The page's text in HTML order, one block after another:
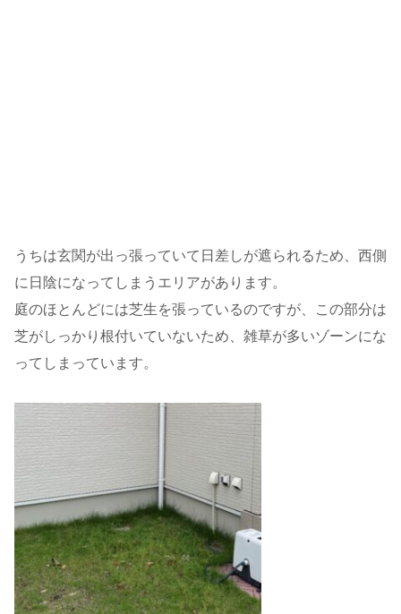
うちは玄関が出っ張っていて日差しが遮られるため、西側
に日陰になってしまうエリアがあります。
庭のほとんどには芝生を張っているのですが、この部分は
芝がしっかり根付いていないため、雑草が多いゾーンにな
ってしまっています。